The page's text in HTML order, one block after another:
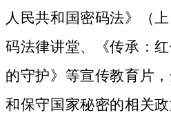
人民共和国密码法》
（
码法律讲堂、
《传承：
的守护》等宣传教育片，
和保守国家秘密的相关